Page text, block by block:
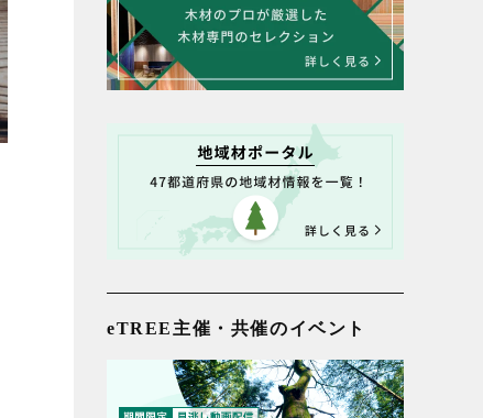
eTREE主催・共催のイベント